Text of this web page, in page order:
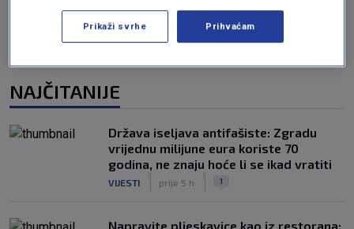
NAJČITANIJE
Država iseljava antifašiste: Zgradu
vrijednu milijune eura koriste 70
godina, ne znaju hoće li se ikad vratiti
VIJESTI prije 5 h 1
Napravite pljeskavice kao iz restorana:
Prikaži svrhe Prihvaćam